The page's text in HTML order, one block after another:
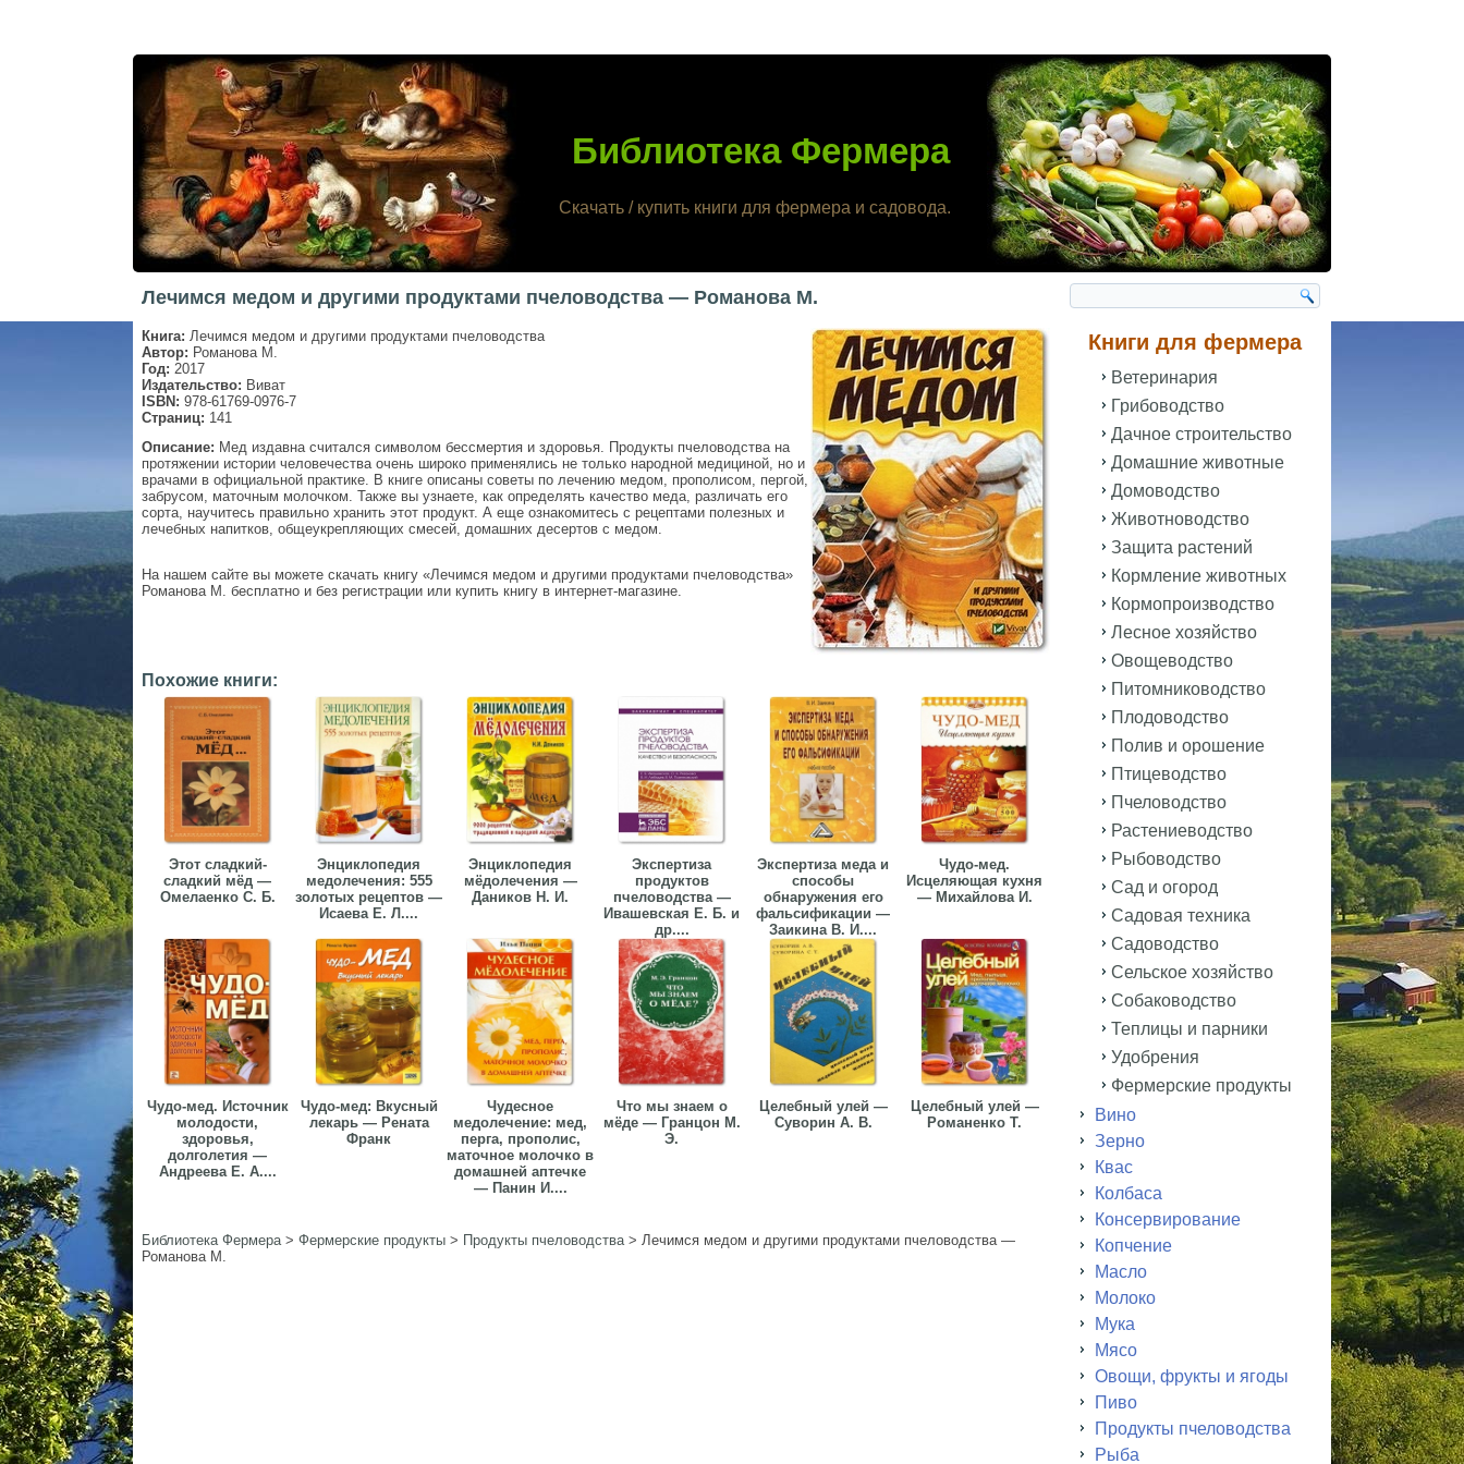
Библиотека Фермера
Скачать / купить книги для фермера и садовода.
Лечимся медом и другими продуктами пчеловодства — Романова М.
Книга: Лечимся медом и другими продуктами пчеловодства
Автор: Романова М.
Год: 2017
Издательство: Виват
ISBN: 978-61769-0976-7
Страниц: 141
Описание: Мед издавна считался символом бессмертия и здоровья. Продукты пчеловодства на
протяжении истории человечества очень широко применялись не только народной медициной, но и
врачами в официальной практике. В книге описаны советы по лечению медом, прополисом, пергой,
забрусом, маточным молочком. Также вы узнаете, как определять качество меда, различать его
сорта, научитесь правильно хранить этот продукт. А еще ознакомитесь с рецептами полезных и
лечебных напитков, общеукрепляющих смесей, домашних десертов с медом.
На нашем сайте вы можете скачать книгу «Лечимся медом и другими продуктами пчеловодства»
Романова М. бесплатно и без регистрации или купить книгу в интернет-магазине.
Похожие книги:
Этот сладкий-
сладкий мёд —
Омелаенко С. Б.
Энциклопедия
медолечения: 555
золотых рецептов —
Исаева Е. Л....
Энциклопедия
мёдолечения —
Даников Н. И.
Экспертиза
продуктов
пчеловодства —
Ивашевская Е. Б. и
др....
Экспертиза меда и
способы
обнаружения его
фальсификации —
Заикина В. И....
Чудо-мед.
Исцеляющая кухня
— Михайлова И.
Чудо-мед. Источник
молодости,
здоровья,
долголетия —
Андреева Е. А....
Чудо-мед: Вкусный
лекарь — Рената
Франк
Чудесное
медолечение: мед,
перга, прополис,
маточное молочко в
домашней аптечке
— Панин И....
Что мы знаем о
мёде — Гранцон М.
Э.
Целебный улей —
Суворин А. В.
Целебный улей —
Романенко Т.
Библиотека Фермера> Фермерские продукты > Продукты пчеловодства> Лечимся медом и другими продуктами пчеловодства —
Романова М.
Книги для фермера
Ветеринария
Грибоводство
Дачное строительство
Домашние животные
Домоводство
Животноводство
Защита растений
Кормление животных
Кормопроизводство
Лесное хозяйство
Овощеводство
Питомниководство
Плодоводство
Полив и орошение
Птицеводство
Пчеловодство
Растениеводство
Рыбоводство
Сад и огород
Садовая техника
Садоводство
Сельское хозяйство
Собаководство
Теплицы и парники
Удобрения
Фермерские продукты
Вино
Зерно
Квас
Колбаса
Консервирование
Копчение
Масло
Молоко
Мука
Мясо
Овощи, фрукты и ягоды
Пиво
Продукты пчеловодства
Рыба